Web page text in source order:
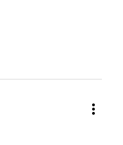
more_vert